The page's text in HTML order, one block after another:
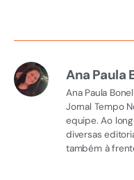
Ana Paula
Ana Paula
Jornal Tempo
equipe. Ao
diversas
também à